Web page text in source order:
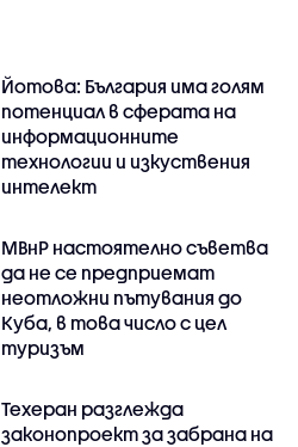
Йотова: България има голям
потенциал в сферата на
информационните
технологии и изкуствения
интелект
МВнР настоятелно съветва
да не се предприемат
неотложни пътувания до
Куба, в това число с цел
туризъм
Техеран разглежда
законопроект за забрана на